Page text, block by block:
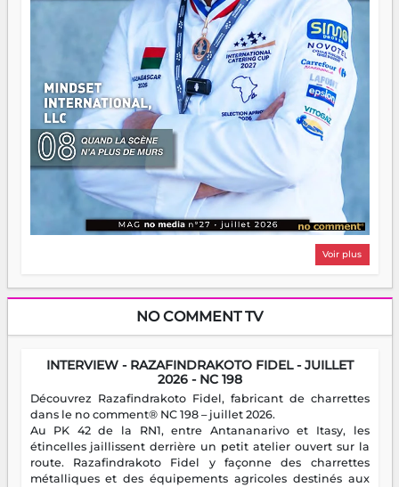
Voir plus
NO COMMENT TV
INTERVIEW - RAZAFINDRAKOTO FIDEL - JUILLET
2026 - NC 198
Découvrez Razafindrakoto Fidel, fabricant de charrettes
dans le no comment® NC 198 – juillet 2026.
Au PK 42 de la RN1, entre Antananarivo et Itasy, les
étincelles jaillissent derrière un petit atelier ouvert sur la
route. Razafindrakoto Fidel y façonne des charrettes
métalliques et des équipements agricoles destinés aux